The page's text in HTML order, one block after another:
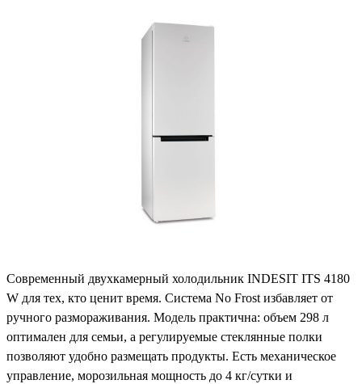
Современный двухкамерный холодильник INDESIT ITS 4180
W для тех, кто ценит время. Система No Frost избавляет от
ручного размораживания. Модель практична: объем 298 л
оптимален для семьи, а регулируемые стеклянные полки
позволяют удобно размещать продукты. Есть механическое
управление, морозильная мощность до 4 кг/сутки и